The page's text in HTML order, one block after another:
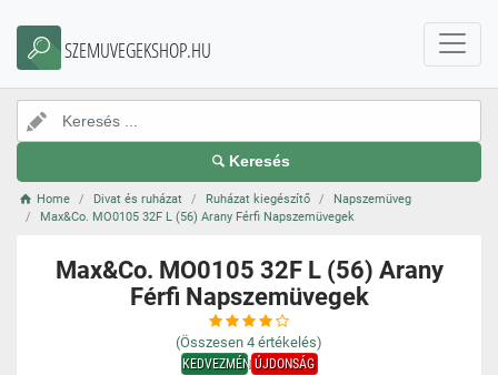
SZEMUVEGEKSHOP.HU
Keresés
Home Divat és ruházat Ruházat kiegészítő
Napszemüveg
Max&Co. MO0105 32F L (56) Arany Férfi Napszemüvegek
Max&Co. MO0105 32F L (56) Arany
Férfi Napszemüvegek
(Összesen 4 értékelés)
KEDVEZMÉNYÚJDONSÁG